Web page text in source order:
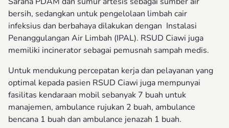
bersih, sedangkan untuk pengelolaan limbah cair
infeksius dan berbahaya dilakukan dengan Instalasi
Penanggulangan Air Limbah (IPAL). RSUD Ciawi juga
memiliki incinerator sebagai pemusnah sampah medis.
Untuk mendukung percepatan kerja dan pelayanan yang
optimal kepada pasien RSUD Ciawi juga mempunyai
fasilitas kendaraan mobil sebanyak 7 buah untuk
manajemen, ambulance rujukan 2 buah, ambulance
bencana 1 buah dan ambulance jenazah 1 buah.